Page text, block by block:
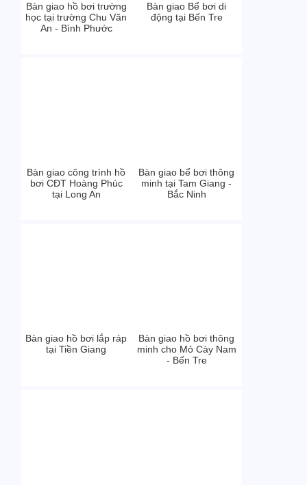
Bàn giao hồ bơi trường
học tại trường Chu Văn
An - Bình Phước
Bàn giao Bể bơi di
động tại Bến Tre
Bàn giao công trình hồ
bơi CĐT Hoàng Phúc
tại Long An
Bàn giao bể bơi thông
minh tại Tam Giang -
Bắc Ninh
Bàn giao hồ bơi lắp ráp
tại Tiền Giang
Bàn giao hồ bơi thông
minh cho Mỏ Cày Nam
- Bến Tre